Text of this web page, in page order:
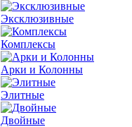
Эксклюзивные
Комплексы
Арки и Колонны
Элитные
Двойные